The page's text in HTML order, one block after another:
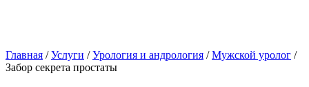
Главная /Услуги /Урология и андрология /Мужской уролог /
Забор секрета простаты